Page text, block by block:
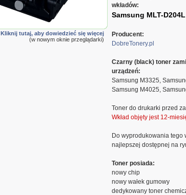
Kliknij tutaj, aby dowiedzieć się więcej
(w nowym oknie przeglądarki)
wkładów:
Samsung MLT-D204L
Producent:
DobreTonery.pl
Czarny (black) toner
urządzeń:
Samsung M3325,
Samsung M4025,
Toner do drukarki przed
Wkład objęty jest 12-
Do wyprodukowania tego
najlepszej dostępnej na
Toner posiada:
nowy chip
nowy wałek gumowy
dedykowany toner